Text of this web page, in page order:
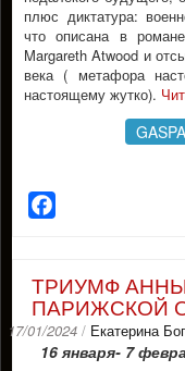
плюс диктатура:
что описана в
Margareth Atwood и
века ( метафора
настоящему жутко).
ТРИУМФ
ПАРИЖСКОЙ
17/01/2024 / Екатерина
16 января- 7